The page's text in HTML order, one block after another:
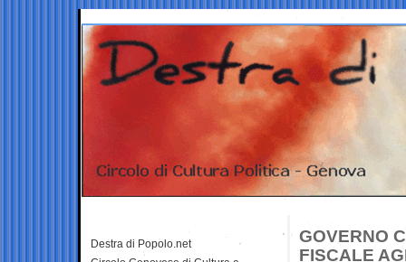
GOVERNO
FISCALE
Destra di Popolo.net